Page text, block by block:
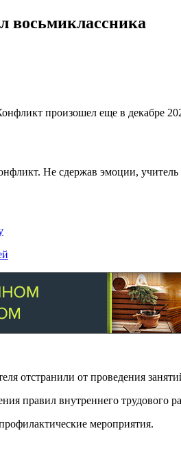
восьмиклассника
произошел еще в декабре
Не сдержав эмоции, учитель
отстранили от проведения
правил внутреннего трудового
мероприятия.